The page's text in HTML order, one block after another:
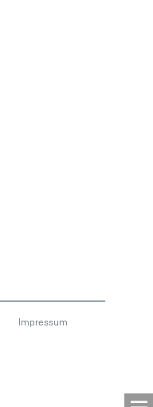
Impressum